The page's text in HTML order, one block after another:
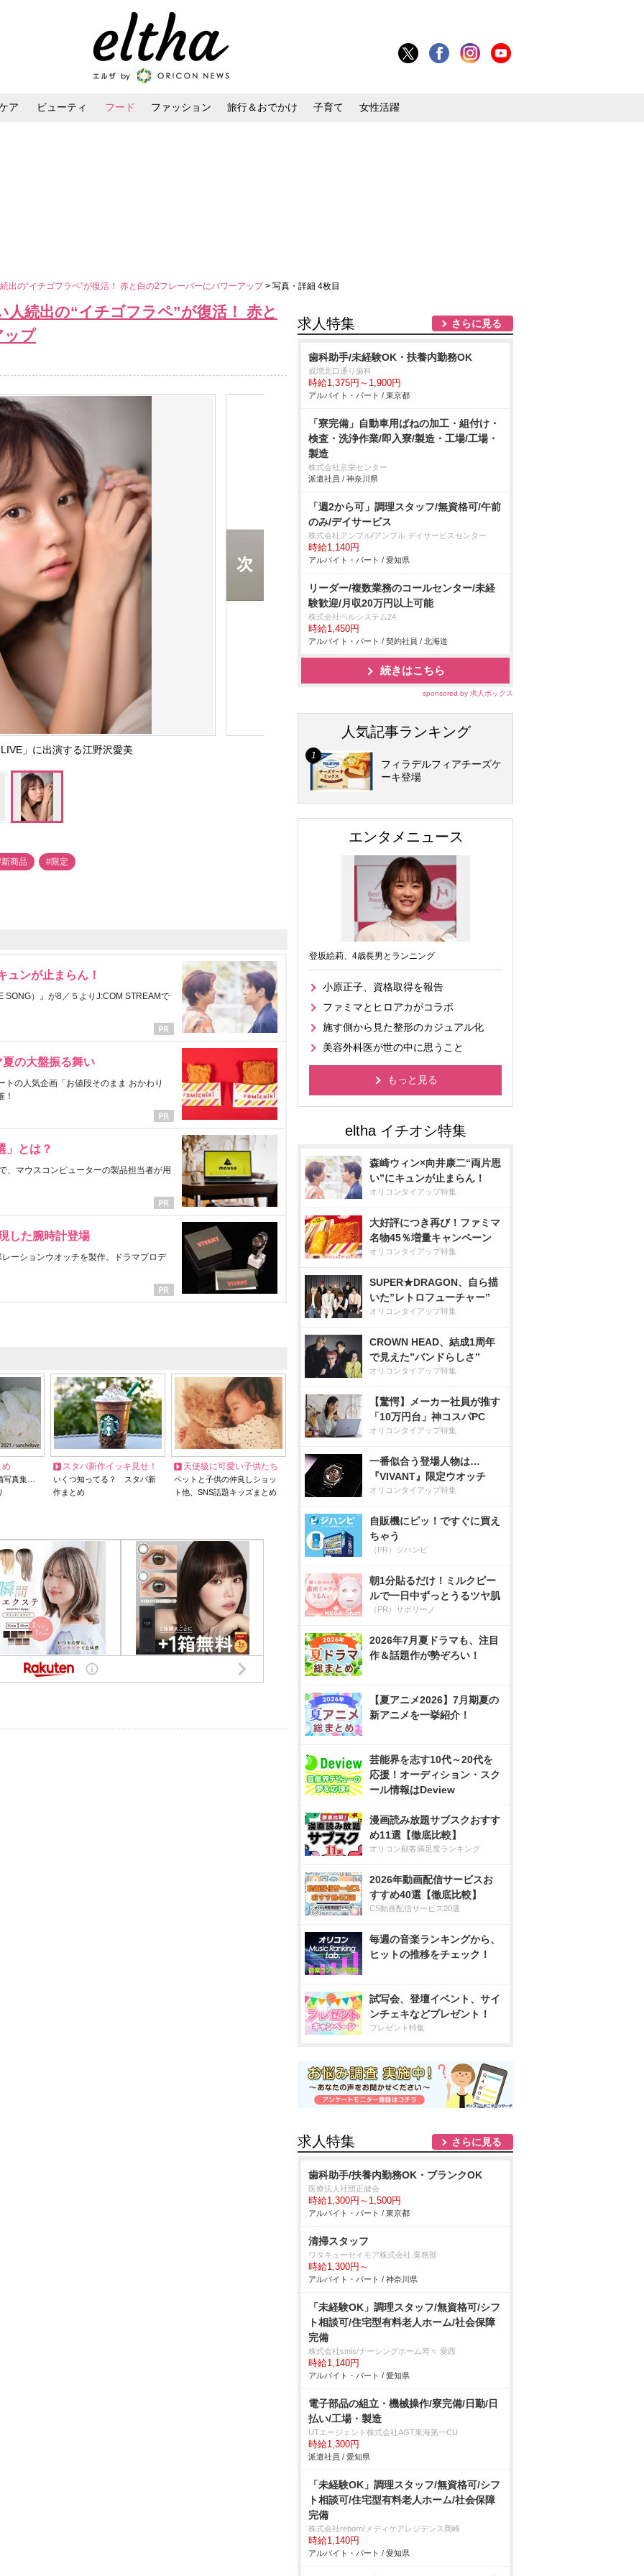
ア ビューティ フード ファッション 旅行＆おでかけ 子育て 女性活躍
出の“イチゴフラペ”が復活！ 赤と白の2フレーバーにパワーアップ> 写真・詳細 4枚目
人続出の“イチゴフラペ”が復活！ 赤と
ップ
」に出演する江野沢愛美
商品 #限定
ュンが止まらん！
SONG）』が8／５よりJ:COM STREAMで
の大盤振る舞い
の人気企画「お値段そのまま おかわり
！
」とは？
、マウスコンピューターの製品担当者が用
した腕時計登場
ーションウオッチを製作。ドラマプロデ
め
写真集…
スタバ新作イッキ見せ！
いくつ知ってる？ スタバ新
作まとめ
天使級に可愛い子供たち
ペットと子供の仲良しショッ
ト他、SNS話題キッズまとめ
求人特集 さらに見る
歯科助手/未経験OK・扶養内勤務OK
成増北口通り歯科
時給1,375円～1,900円
アルバイト・パート / 東京都
「寮完備」自動車用ばねの加工・組付け・
検査・洗浄作業/即入寮/製造・工場/工場・
製造
株式会社京栄センター
派遣社員 / 神奈川県
「週2から可」調理スタッフ/無資格可/午前
のみ/デイサービス
株式会社アンプル/アンプル デイサービスセンター
時給1,140円
アルバイト・パート / 愛知県
リーダー/複数業務のコールセンター/未経
験歓迎/月収20万円以上可能
株式会社ベルシステム24
時給1,450円
アルバイト・パート / 契約社員 / 北海道
続きはこちら
sponsored by 求人ボックス
人気記事ランキング
フィラデルフィアチーズケ
ーキ登場
エンタメニュース
登坂絵莉、4歳長男とランニング
小原正子、資格取得を報告
ファミマとヒロアカがコラボ
施す側から見た整形のカジュアル化
美容外科医が世の中に思うこと
もっと見る
森崎ウィン×向井康二“両片思
い”にキュンが止まらん！
オリコンタイアップ特集
大好評につき再び！ファミマ
名物45％増量キャンペーン
オリコンタイアップ特集
SUPER★DRAGON、自ら描
いた”レトロフューチャー”
オリコンタイアップ特集
CROWN HEAD、結成1周年
で見えた”バンドらしさ”
オリコンタイアップ特集
【驚愕】メーカー社員が推す
「10万円台」神コスパPC
オリコンタイアップ特集
一番似合う登場人物は…
『VIVANT』限定ウオッチ
オリコンタイアップ特集
自販機にピッ！ですぐに買え
ちゃう
（PR）ジハンピ
朝1分貼るだけ！ミルクピー
ルで一日中ずっとうるツヤ肌
（PR）サボリーノ
2026年7月夏ドラマも、注目
作＆話題作が勢ぞろい！
【夏アニメ2026】7月期夏の
新アニメを一挙紹介！
芸能界を志す10代～20代を
応援！オーディション・スク
ール情報はDeview
漫画読み放題サブスクおすす
め11選【徹底比較】
オリコン顧客満足度ランキング
2026年動画配信サービスお
すすめ40選【徹底比較】
CS動画配信サービス20選
毎週の音楽ランキングから、
ヒットの推移をチェック！
試写会、登壇イベント、サイ
ンチェキなどプレゼント！
プレゼント特集
求人特集 さらに見る
歯科助手/扶養内勤務OK・ブランクOK
医療法人社団正健会
時給1,300円～1,500円
アルバイト・パート / 東京都
清掃スタッフ
ワタキューセイモア株式会社 業務部
時給1,300円～
アルバイト・パート / 神奈川県
「未経験OK」調理スタッフ/無資格可/シフ
ト相談可/住宅型有料老人ホーム/社会保障
完備
株式会社smis/ナーシングホーム寿々 愛西
時給1,140円
アルバイト・パート / 愛知県
電子部品の組立・機械操作/寮完備/日勤/日
払い/工場・製造
UTエージェント株式会社AGT東海第一CU
時給1,300円
派遣社員 / 愛知県
「未経験OK」調理スタッフ/無資格可/シフ
ト相談可/住宅型有料老人ホーム/社会保障
完備
株式会社reborn/メディケアレジデンス岡崎
時給1,140円
アルバイト・パート / 愛知県